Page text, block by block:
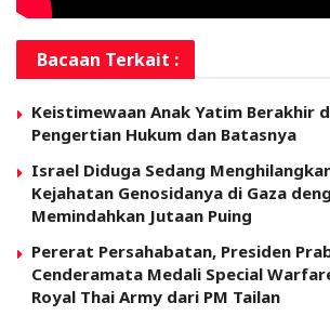
Bacaan Terkait :
Keistimewaan Anak Yatim Berakhir
Pengertian Hukum dan Batasnya
Israel Diduga Sedang
Kejahatan Genosidanya di Gaza
Memindahkan Jutaan Puing
Pererat Persahabatan, Presiden
Cenderamata Medali Special
Royal Thai Army dari PM Tailan